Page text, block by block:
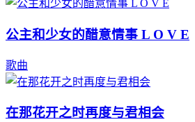
公主和少女的醋意情事 L O V E
歌曲
在那花开之时再度与君相会